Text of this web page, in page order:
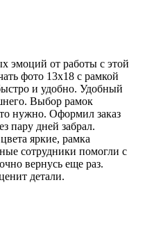
эмоций от работы с этой
фото 13х18 с рамкой
и удобно. Удобный
Выбор рамок
нужно. Оформил заказ
пару дней забрал.
яркие, рамка
сотрудники помогли с
вернусь еще раз.
детали.